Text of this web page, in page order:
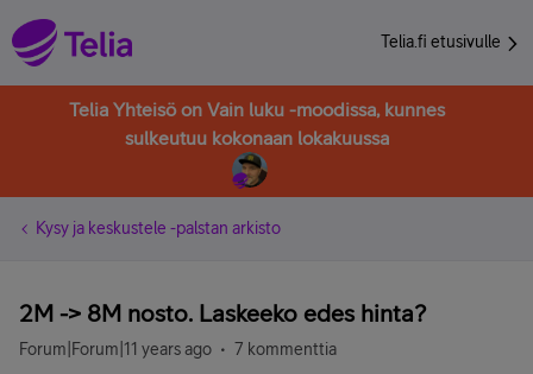
Telia.fi etusivulle
Telia Yhteisö on Vain luku -moodissa, kunnes
sulkeutuu kokonaan lokakuussa
Kysy ja keskustele -palstan arkisto
2M -> 8M nosto. Laskeeko edes hinta?
Forum|Forum|11 years ago 7 kommenttia